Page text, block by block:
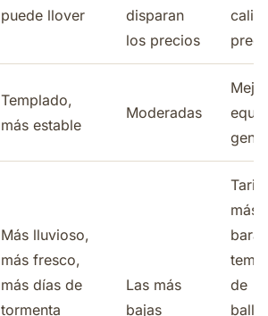
puede llover
disparan
los precios
Templado,
más estable
Moderadas
Mejor
Más lluvioso,
más fresco,
más días de
tormenta
Las más
bajas
más
de